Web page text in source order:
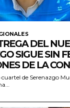
DEL
SIGUE SIN
DE LA
de Serenazgo